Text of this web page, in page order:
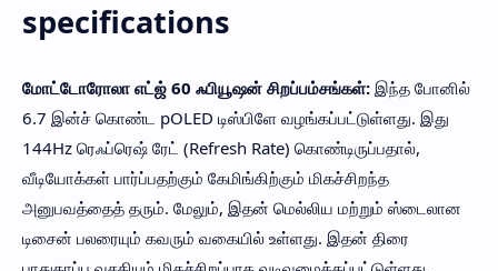
specifications
மோட்டோரோலா எட்ஜ் 60 ஃபியூஷன் சிறப்பம்சங்கள்: இந்த போனில்
6.7 இன்ச் கொண்ட pOLED டிஸ்பிளே வழங்கப்பட்டுள்ளது. இது
144Hz ரெஃப்ரெஷ் ரேட் (Refresh Rate) கொண்டிருப்பதால்,
வீடியோக்கள் பார்ப்பதற்கும் கேமிங்கிற்கும் மிகச்சிறந்த
அனுபவத்தைத் தரும். மேலும், இதன் மெல்லிய மற்றும் ஸ்டைலான
டிசைன் பலரையும் கவரும் வகையில் உள்ளது. இதன் திரை